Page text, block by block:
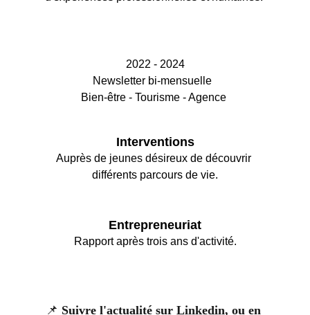
2022 - 2024
Newsletter bi-mensuelle
Bien-être - Tourisme - Agence
Interventions
Auprès de jeunes désireux de découvrir
différents parcours de vie.
📌 Suivre l'actualité sur Linkedin, ou en
Entrepreneuriat
Rapport après trois ans d'activité.